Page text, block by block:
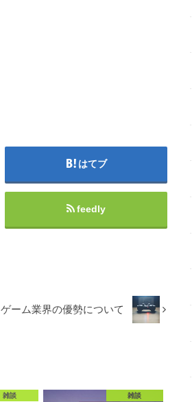
はてブ
feedly
ゲーム業界の優勢について
雑談 雑談